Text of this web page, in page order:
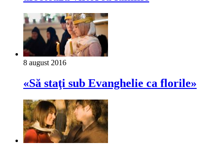
8 august 2016
«Să staţi sub Evan­ghelie ca florile»